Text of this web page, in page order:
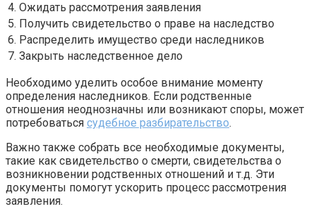
4. Ожидать рассмотрения заявления
5. Получить свидетельство о праве на наследство
6. Распределить имущество среди наследников
7. Закрыть наследственное дело
Необходимо уделить особое внимание моменту
определения наследников. Если родственные
отношения неоднозначны или возникают споры, может
потребоваться судебное разбирательство.
Важно также собрать все необходимые документы,
такие как свидетельство о смерти, свидетельства о
возникновении родственных отношений и т.д. Эти
документы помогут ускорить процесс рассмотрения
заявления.